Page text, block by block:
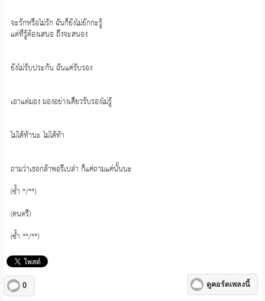
จะรักหรือไม่รัก ฉันก็ยังไม่ยักกะรู้
แต่ที่รู้ต้องเสนอ ถึงจะสนอง
ยังไม่รับประกัน ฉันแค่รับรอง
เอาแต่มอง มองอย่างเดียวรับรองไม่รู้
ไม่ได้ท้านะ ไม่ได้ท้า
ถามว่าเธอกล้าพอรึเปล่า ก็แค่ถามแค่นั้นนะ
(ซ้ำ */**)
(ดนตรี)
(ซ้ำ **/**)
0 ดูคอร์ดเพลงนี้